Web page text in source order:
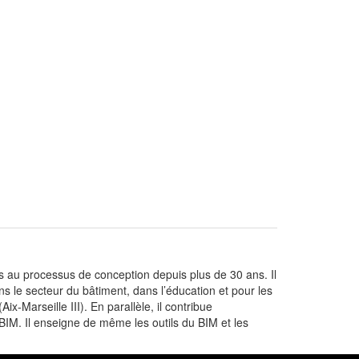
processus de conception depuis plus de 30 ans. Il
le secteur du bâtiment, dans l’éducation et pour les
Marseille III). En parallèle, il contribue
Il enseigne de même les outils du BIM et les